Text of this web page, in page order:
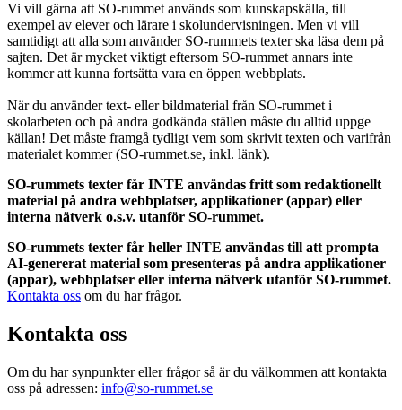
Vi vill gärna att SO-rummet används som kunskapskälla, till
exempel av elever och lärare i skolundervisningen. Men vi vill
samtidigt att alla som använder SO-rummets texter ska läsa dem på
sajten. Det är mycket viktigt eftersom SO-rummet annars inte
kommer att kunna fortsätta vara en öppen webbplats.
När du använder text- eller bildmaterial från SO-rummet i
skolarbeten och på andra godkända ställen måste du alltid uppge
källan! Det måste framgå tydligt vem som skrivit texten och varifrån
materialet kommer (SO-rummet.se, inkl. länk).
SO-rummets texter får INTE användas fritt som redaktionellt
material på andra webbplatser, applikationer (appar) eller
interna nätverk o.s.v. utanför SO-rummet.
SO-rummets texter får heller INTE användas till att prompta
AI-genererat material som presenteras på andra applikationer
(appar), webbplatser eller interna nätverk utanför SO-rummet.
Kontakta oss om du har frågor.
Kontakta oss
Om du har synpunkter eller frågor så är du välkommen att kontakta
oss på adressen: info@so-rummet.se